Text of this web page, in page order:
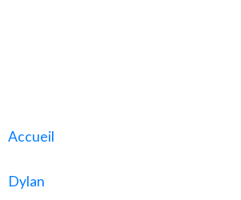
Accueil
Dylan